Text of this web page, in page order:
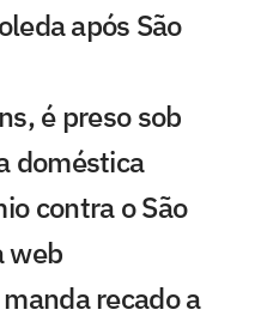
após São
é preso sob
doméstica
contra o São
web
recado a